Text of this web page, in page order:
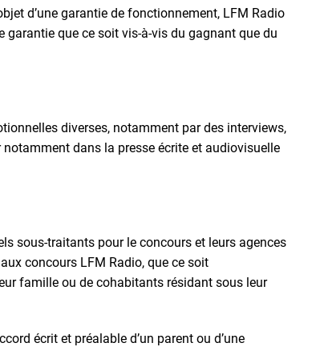
d’une garantie de fonctionnement, LFM Radio
garantie que ce soit vis-à-vis du gagnant que du
diverses, notamment par des interviews,
dans la presse écrite et audiovisuelle
sous-traitants pour le concours et leurs agences
concours LFM Radio, que ce soit
famille ou de cohabitants résidant sous leur
écrit et préalable d’un parent ou d’une